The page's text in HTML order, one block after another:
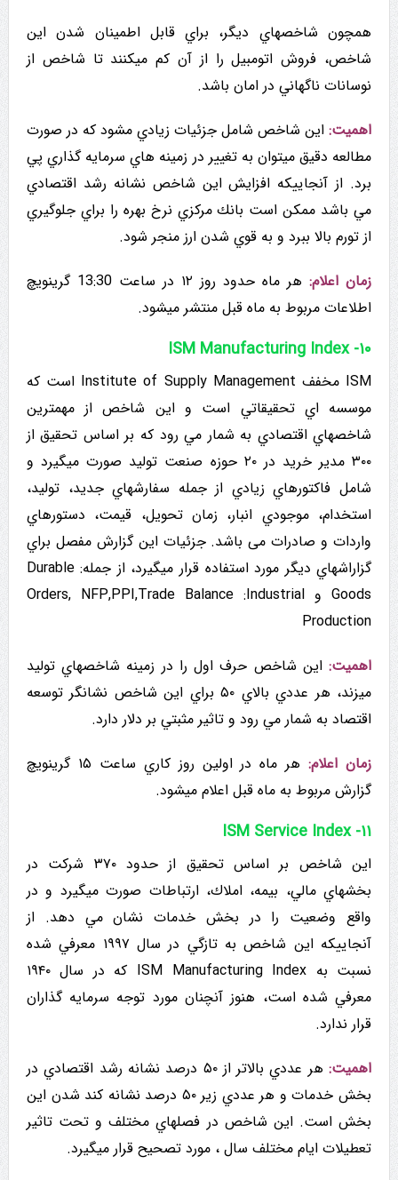
همچون شاخصهاي دیگر، براي قابل اطمینان شدن این
شاخص، فروش اتومبیل را از آن کم میکنند تا شاخص از
نوسانات ناگهاني در امان باشد.
اهميت:این شاخص شامل جزئیات زيادي مشود که در صورت
مطالعه دقیق میتوان به تغيير در زمينه هاي سرمايه گذاري پي
برد. از آنجاييکه افزایش این شاخص نشانه رشد اقتصادي
مي باشد ممکن است بانك مركزي نرخ بهره را براي جلوگيري
از تورم بالا ببرد و به قوي شدن ارز منجر شود.
زمان اعلام:
هر ماه حدود روز ۱۲ در ساعت 13:30 گرینویچ
اطلاعات مربوط به ماه قبل منتشر میشود.
ISM Manufacturing Index -۱۰
ISM مخفف Institute of Supply Management است که
موسسه اي تحقيقاتي است و این شاخص از مهمترین
شاخصهاي اقتصادي به شمار مي رود که بر اساس تحقیق از
۳۰۰ مدیر خرید در ۲۰ حوزه صنعت تولید صورت میگیرد و
شامل فاكتورهاي زيادي از جمله سفارشهاي جديد، تولید،
استخدام، موجودي انبار، زمان تحویل، قیمت، دستورهاي
واردات و صادرات می باشد. جزئیات این گزارش مفصل براي
گزاراشهاي دیگر مورد استفاده قرار میگیرد، از جمله: Durable
Goods و Orders, NFP,PPI,Trade Balance :Industrial
Production
اهمیت:این شاخص حرف اول را در زمینه شاخصهاي توليد
میزند، هر عددي بالاي ۵۰ براي این شاخص نشانگر توسعه
اقتصاد به شمار مي رود و تاثیر مثبتي بر دلار دارد.
زمان اعلام:
هر ماه در اولین روز کاري ساعت ۱۵ گرینویچ
گزارش مربوط به ماه قبل اعلام میشود.
ISM Service Index -۱۱
این شاخص بر اساس تحقیق از حدود ۳۷۰ شرکت در
بخشهاي مالي، بيمه، املاك، ارتباطات صورت میگیرد و در
واقع وضعیت را در بخش خدمات نشان مي دهد. از
آنجاییکه این شاخص به تازگي در سال ۱۹۹۷ معرفي شده
نسبت به ISM Manufacturing Index که در سال ۱۹۴۰
معرفي شده است، هنوز آنچنان مورد توجه سرمایه گذاران
قرار ندارد.
اهمیت:
هر عددي بالاتر از ۵۰ درصد نشانه رشد اقتصادي در
بخش خدمات و هر عددي زير ۵۰ درصد نشانه کند شدن این
بخش است. این شاخص در فصلهاي مختلف و تحت تاثیر
تعطیلات ایام مختلف سال ، مورد تصحیح قرار میگیرد.